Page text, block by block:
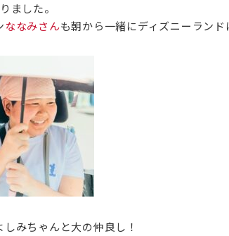
ました。
ななみさんも朝から一緒にディズニーランド
みちゃんと大の仲良し！